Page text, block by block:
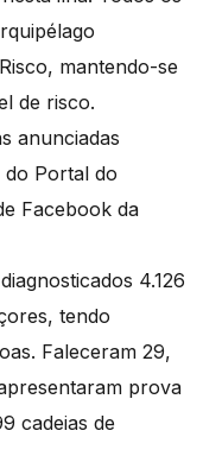
mantendo-se
de risco.
anunciadas
do Portal do
Facebook da
4.126
tendo
Faleceram 29,
prova
cadeias de